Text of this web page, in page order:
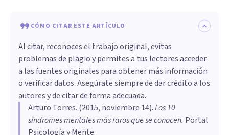
CÓMO CITAR ESTE ARTÍCULO
Al citar, reconoces el trabajo original, evitas
problemas de plagio y permites a tus lectores acceder
a las fuentes originales para obtener más información
o verificar datos. Asegúrate siempre de dar crédito a los
autores y de citar de forma adecuada.
Arturo Torres. (2015, noviembre 14).Los 10
síndromes mentales más raros que se conocen. Portal
Psicología y Mente.